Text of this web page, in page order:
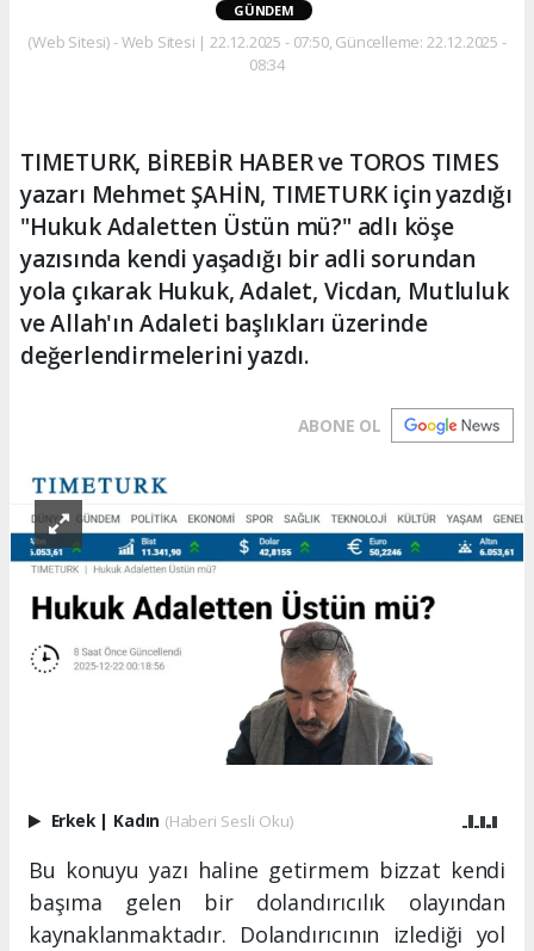
GÜNDEM
(Web Sitesi) - Web Sitesi | 22.12.2025 - 07:50, Güncelleme: 22.12.2025 -
08:34
TIMETURK, BİREBİR HABER ve TOROS TIMES
yazarı Mehmet ŞAHİN, TIMETURK için yazdığı
"Hukuk Adaletten Üstün mü?" adlı köşe
yazısında kendi yaşadığı bir adli sorundan
yola çıkarak Hukuk, Adalet, Vicdan, Mutluluk
ve Allah'ın Adaleti başlıkları üzerinde
değerlendirmelerini yazdı.
ABONE OL
Erkek Kadın (Haberi Sesli Oku)
Bu konuyu yazı haline getirmem bizzat kendi
başıma gelen bir dolandırıcılık olayından
kaynaklanmaktadır. Dolandırıcının izlediği yol